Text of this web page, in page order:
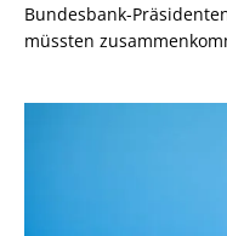
Bundesbank-
müssten